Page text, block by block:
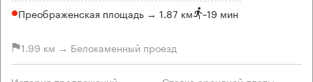
Преображенская площадь → 1.87 км ~19 мин
1.99 км → Белокаменный проезд